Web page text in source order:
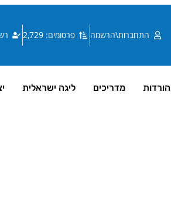
התחברות\הרשמה פרסומים: 2,729
הורדות מדריכים ליגה ישראלית